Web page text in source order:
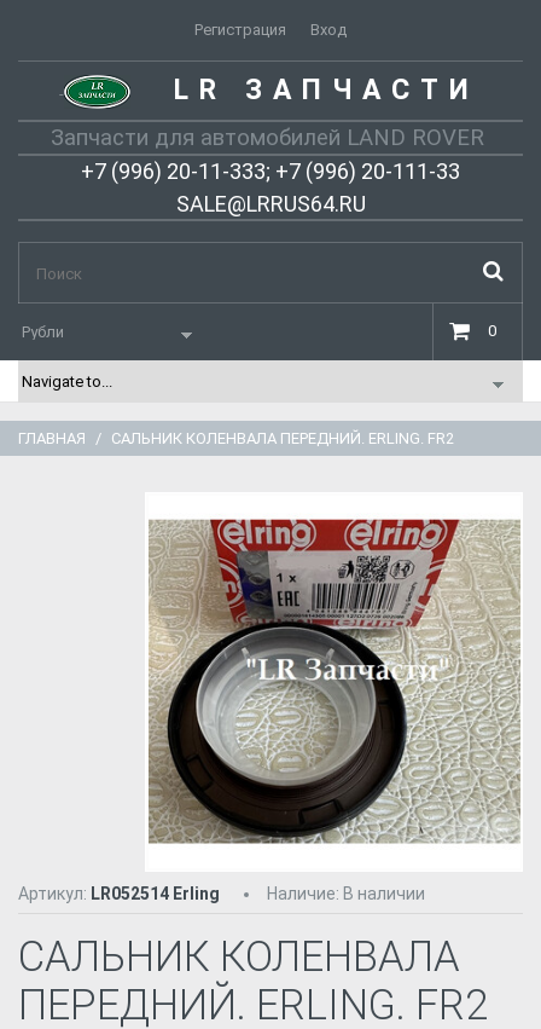
Регистрация Вход
- LR ЗАПЧАСТИ
Запчасти для автомобилей LAND ROVER
+7 (996) 20-11-333; +7 (996) 20-111-33
SALE@LRRUS64.RU
0
ГЛАВНАЯ САЛЬНИК КОЛЕНВАЛА ПЕРЕДНИЙ. ERLING. FR2
Артикул: LR052514 Erling Наличие: В наличии
САЛЬНИК КОЛЕНВАЛА
ПЕРЕДНИЙ. ERLING. FR2